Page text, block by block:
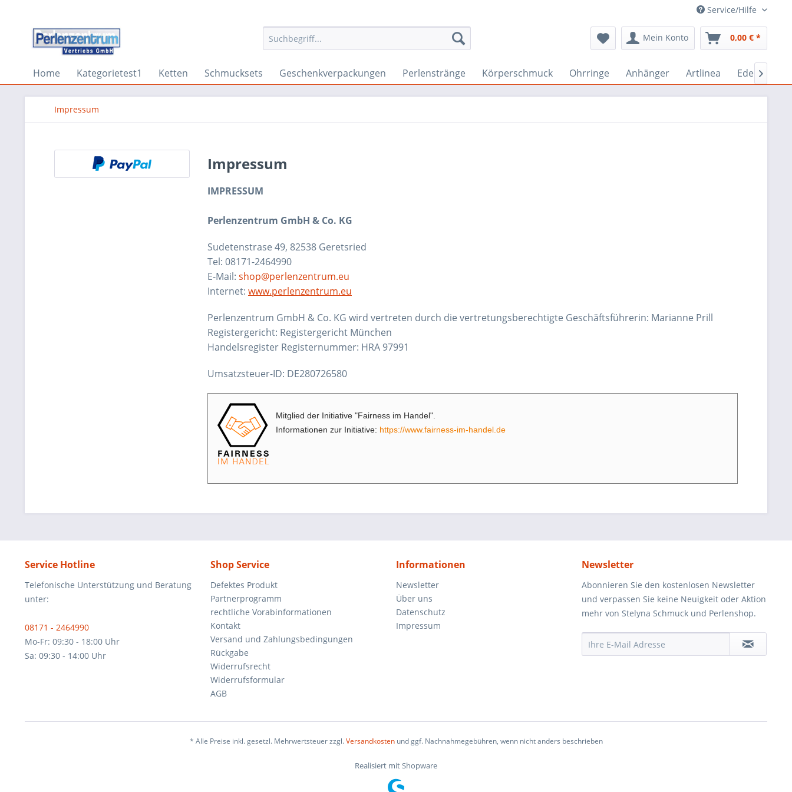
Service/Hilfe
Mein Konto 0,00 € *
Home Kategorietest1 Ketten Schmucksets Geschenkverpackungen Perlenstränge Körperschmuck Ohrringe Anhänger Artlinea Edelstein-

Impressum
Impressum
IMPRESSUM
Perlenzentrum GmbH & Co. KG
Sudetenstrase 49, 82538 Geretsried
Tel: 08171-2464990
E-Mail: shop@perlenzentrum.eu
Internet: www.perlenzentrum.eu
Perlenzentrum GmbH & Co. KG wird vertreten durch die vertretungsberechtigte Geschäftsführerin: Marianne Prill
Registergericht: Registergericht München
Handelsregister Registernummer: HRA 97991
Umsatzsteuer-ID: DE280726580
Mitglied der Initiative "Fairness im Handel".
Informationen zur Initiative: https://www.fairness-im-handel.de
Service Hotline
Telefonische Unterstützung und Beratung
unter:
08171 - 2464990
Mo-Fr: 09:30 - 18:00 Uhr
Sa: 09:30 - 14:00 Uhr
Shop Service
Defektes Produkt
Partnerprogramm
rechtliche Vorabinformationen
Kontakt
Versand und Zahlungsbedingungen
Rückgabe
Widerrufsrecht
Widerrufsformular
AGB
Informationen
Newsletter
Über uns
Datenschutz
Impressum
Newsletter
Abonnieren Sie den kostenlosen Newsletter
und verpassen Sie keine Neuigkeit oder Aktion
mehr von Stelyna Schmuck und Perlenshop.
* Alle Preise inkl. gesetzl. Mehrwertsteuer zzgl.Versandkostenund ggf. Nachnahmegebühren, wenn nicht anders beschrieben
Realisiert mit Shopware